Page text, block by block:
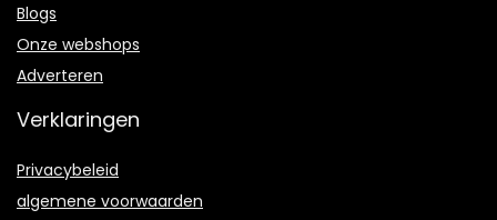
Blogs
Onze webshops
Adverteren
Verklaringen
Privacybeleid
algemene voorwaarden